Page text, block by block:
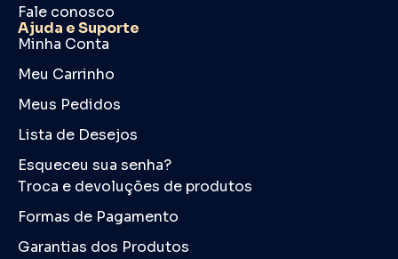
Fale conosco
Ajuda e Suporte
Minha Conta
Meu Carrinho
Meus Pedidos
Lista de Desejos
Esqueceu sua senha?
Troca e devoluções de produtos
Formas de Pagamento
Garantias dos Produtos